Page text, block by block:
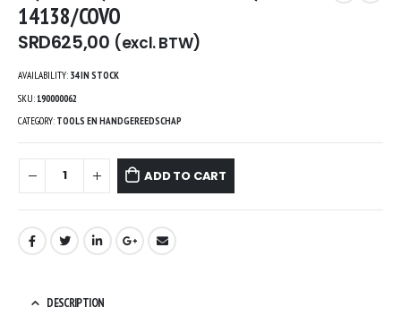
14138/COVO
SRD625,00 (excl. BTW)
AVAILABILITY: 34 IN STOCK
SKU:190000062
CATEGORY: TOOLS EN HANDGEREEDSCHAP
ADD TO CART
DESCRIPTION